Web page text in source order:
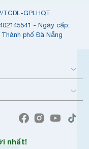
TCDL-GPLHQT
- Ngày cấp:
phố Đà Nẵng
nhất!